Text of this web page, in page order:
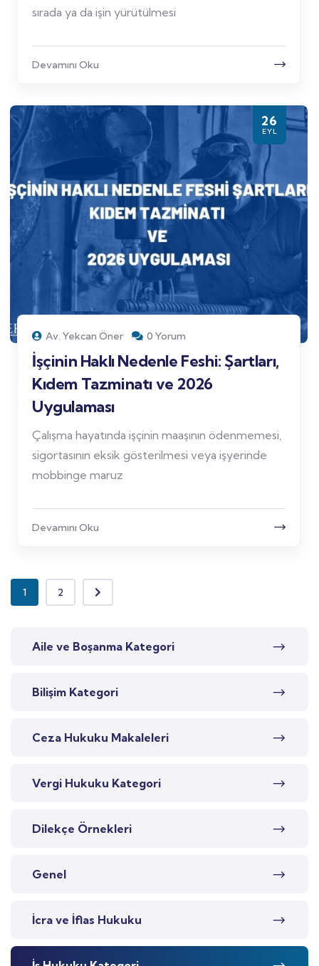
sırada ya da işin yürütülmesi
Devamını Oku
26
EYL
Av. Yekcan Öner 0 Yorum
İşçinin Haklı Nedenle Feshi: Şartları,
Kıdem Tazminatı ve 2026
Uygulaması
Çalışma hayatında işçinin maaşının ödenmemesi,
sigortasının eksik gösterilmesi veya işyerinde
mobbinge maruz
Devamını Oku
1 2
Aile ve Boşanma Kategori
Bilişim Kategori
Ceza Hukuku Makaleleri
Vergi Hukuku Kategori
Dilekçe Örnekleri
Genel
İcra ve İflas Hukuku